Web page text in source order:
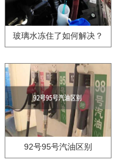
玻璃水冻住了如何解决？
92号95号汽油区别